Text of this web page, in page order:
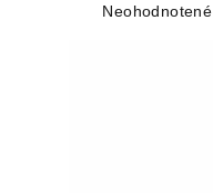
Priemerné
Neohodnotené